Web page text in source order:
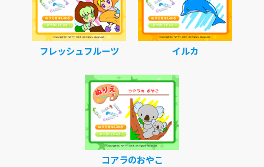
フレッシュフルーツ イルカ
コアラのおやこ